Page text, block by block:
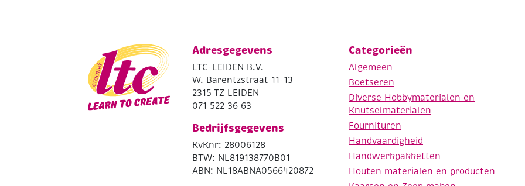
Adresgegevens
LTC-LEIDEN B.V.
W. Barentzstraat 11-13
2315 TZ LEIDEN
071 522 36 63
Bedrijfsgegevens
KvKnr: 28006128
BTW: NL819138770B01
ABN: NL18ABNA0566420872
Categorieën
Algemeen
Boetseren
Diverse Hobbymaterialen en
Knutselmaterialen
Fournituren
Handvaardigheid
Handwerkpakketten
Houten materialen en producten